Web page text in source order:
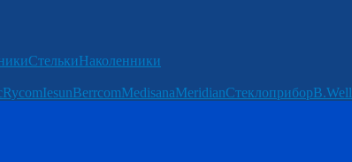
СтелькиНаколенники
RycomIesunBerrcomMedisanaMeridianСтеклоприборB.Well